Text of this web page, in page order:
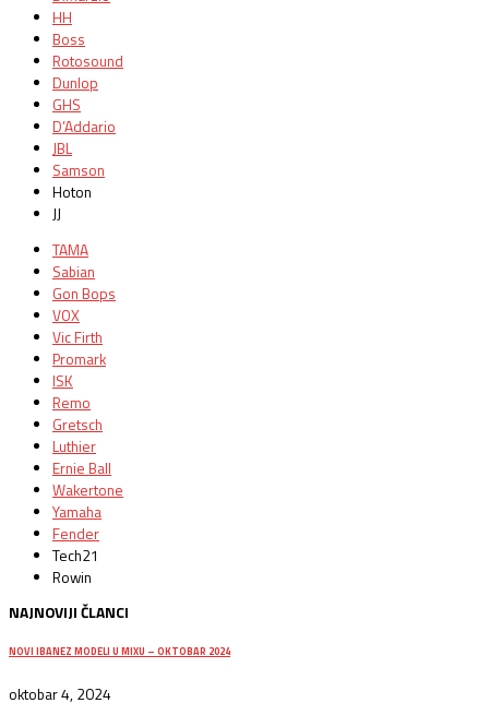
HH
Boss
Rotosound
Dunlop
GHS
D’Addario
JBL
Samson
Hoton
JJ
TAMA
Sabian
Gon Bops
VOX
Vic Firth
Promark
ISK
Remo
Gretsch
Luthier
Ernie Ball
Wakertone
Yamaha
Fender
Tech21
Rowin
NAJNOVIJI ČLANCI
NOVI IBANEZ MODELI U MIXU – OKTOBAR 2024
oktobar 4, 2024